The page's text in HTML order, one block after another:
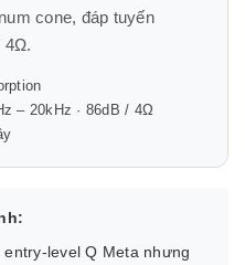
cone, đáp tuyến
4Ω.
– 20kHz · 86dB / 4Ω
entry-level Q Meta nhưng